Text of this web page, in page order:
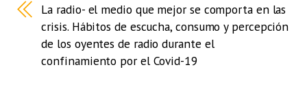
La radio- el medio que mejor se comporta en las
crisis. Hábitos de escucha, consumo y percepción
de los oyentes de radio durante el
confinamiento por el Covid-19